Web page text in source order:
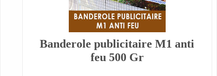
Banderole publicitaire M1 anti
feu 500 Gr